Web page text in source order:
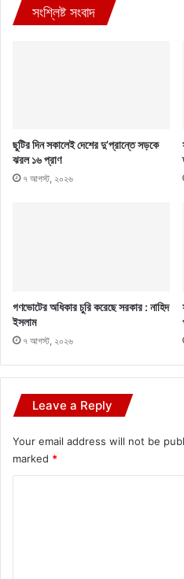
সংশ্লিষ্ট সংবাদ
ছুটির দিন সকালেই দেশের দু’প্রান্তে সড়কে
ঝরল ১৬ প্রাণ
৭ আগস্ট, ২০২৬
গণভোটের অধিকার চুরি করেছে সরকার : নাহিদ
ইসলাম
৭ আগস্ট, ২০২৬
Leave a Reply
Your email address will not be
marked *